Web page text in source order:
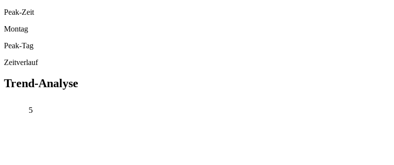
Peak-Zeit
Montag
Peak-Tag
Zeitverlauf
Trend-Analyse
5